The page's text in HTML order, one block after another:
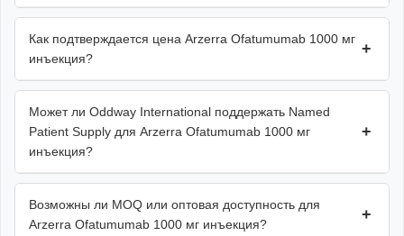
Как подтверждается цена Arzerra Ofatumumab 1000 мг
инъекция?
+
Может ли Oddway International поддержать Named
Patient Supply для Arzerra Ofatumumab 1000 мг
инъекция?
+
Возможны ли MOQ или оптовая доступность для
Arzerra Ofatumumab 1000 мг инъекция?
+